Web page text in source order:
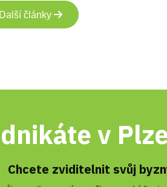
Další články
v
Chcete zviditelnit svůj